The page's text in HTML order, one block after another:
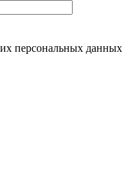
персональных данных